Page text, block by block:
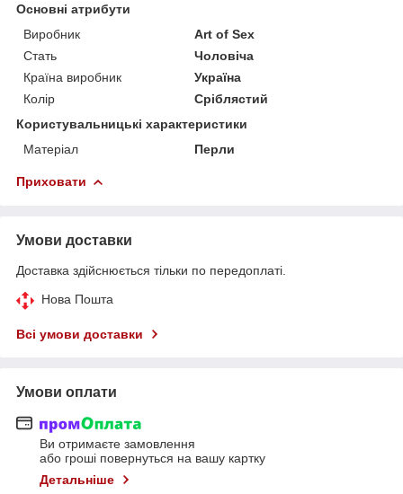
Основні атрибути
Виробник
Art of Sex
Стать
Чоловіча
Країна виробник
Україна
Колір
Сріблястий
Користувальницькі характеристики
Матеріал
Перли
Приховати
Умови доставки
Доставка здійснюється тільки по передоплаті.
Нова Пошта
Всі умови доставки
Умови оплати
Ви отримаєте замовлення
або гроші повернуться на вашу картку
Детальніше